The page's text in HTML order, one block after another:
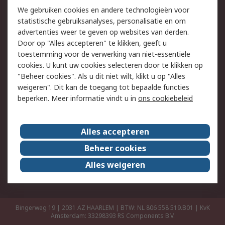
Track & Trace
Wettelijk
Cookiebeleid
Email veiligheid
Privacybeleid
Websitevoorwaarden
Algemene
verkoopvoorwaarden
Over RS
RS Group
Over ons
RS wereldwijd
Werken bij RS
ESG
Bingerweg 19 | 2031 AZ HAARLEM | BTW: NL 806 558 519.B01 | KvK
Amsterdam: 33298393 RS Components B.V.
We gebruiken cookies en andere technologieën voor
statistische gebruiksanalyses, personalisatie en om
advertenties weer te geven op websites van derden.
Door op "Alles accepteren" te klikken, geeft u
toestemming voor de verwerking van niet-essentiële
cookies. U kunt uw cookies selecteren door te klikken op
"Beheer cookies". Als u dit niet wilt, klikt u op "Alles
weigeren". Dit kan de toegang tot bepaalde functies
beperken. Meer informatie vindt u in ons cookiebeleid
Alles accepteren
Beheer cookies
Alles weigeren